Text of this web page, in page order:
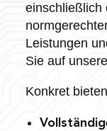
einschließlich
Leistungen
Sie auf
Konkret